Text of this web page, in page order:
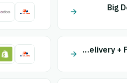
Big
Big Delivery + Facebook Commerce